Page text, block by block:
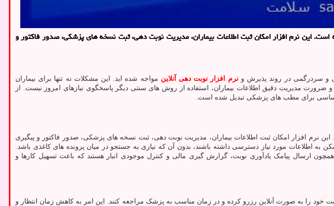
این نرم ‌افزار امکان ثبت اطلاعات بیماران، مدیریت نوبت ‌دهی، ثبت نسخه‌ های پزشکی، صدور فاکتور و
و سردرگمی در روند پذیرش ونرم افزار نوبت دهی آنلاین مواجه شده‌ اید. این مشکلات نه تنها برای بیماران
ضرورت مدیریت دقیق اطلاعات بیماران، استفاده از روش‌ های سنتی دیگر پاسخگوی نیازهای امروز نیست. از
اساسی برای مطب ‌های پزشکی تبدیل شده است.
‌افزار امکان ثبت اطلاعات بیماران، مدیریت نوبت ‌دهی، ثبت نسخه‌ های پزشکی، صدور فاکتور و پیگیری
اطلاعات مورد نیاز دسترسی داشته باشند، بدون آن که نیازی به جستجو در میان پرونده‌ های کاغذی باشد.
همچون ارسال پیامک یادآوری نوبت، گزارش‌ گیری مالی و کنترل موجودی انبار هستند که باعث تسهیل کارها و
خود را به صورت آنلاین رزرو کرده و در زمان مناسب به پزشک مراجعه کنند. این امر به کاهش زمان انتظار و